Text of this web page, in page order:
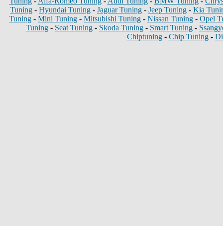
Tuning - Hyundai Tuning - Jaguar Tuning - Jeep Tuning - Kia
Tuning - Mini Tuning - Mitsubishi Tuning - Nissan Tuning - Opel
Tuning- Seat Tuning- Skoda Tuning- Smart Tuning-
Chiptuning- Chip Tuning-